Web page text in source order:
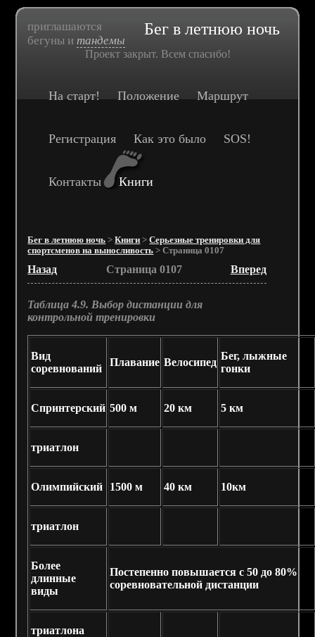
приглашаются
бегуны итандемы
Бег в летнюю ночь
Проект закрыт. Всем спасибо!
На старт! Положение Маршрут
Регистрация Как это было SOS!
Контакты Книги
Бег в летнюю ночь >Книги >Серьезные тренировки для
спортсменов на выносливость > Страница 0107
Назад Страница 0107 Вперед
Таблица 4.9. Выбор дистанции для
контрольной тренировки
Вид
соревнований
Плавание Велосипед
Бег, лыжные
гонки
Спринтерский 500 м 20 км 5 км
триатлон
Олимпийский 1500 м 40 км 10км
триатлон
Более
длинные
виды
Постепенно повышается с 50 до 80%
соревновательной дистанции
триатлона